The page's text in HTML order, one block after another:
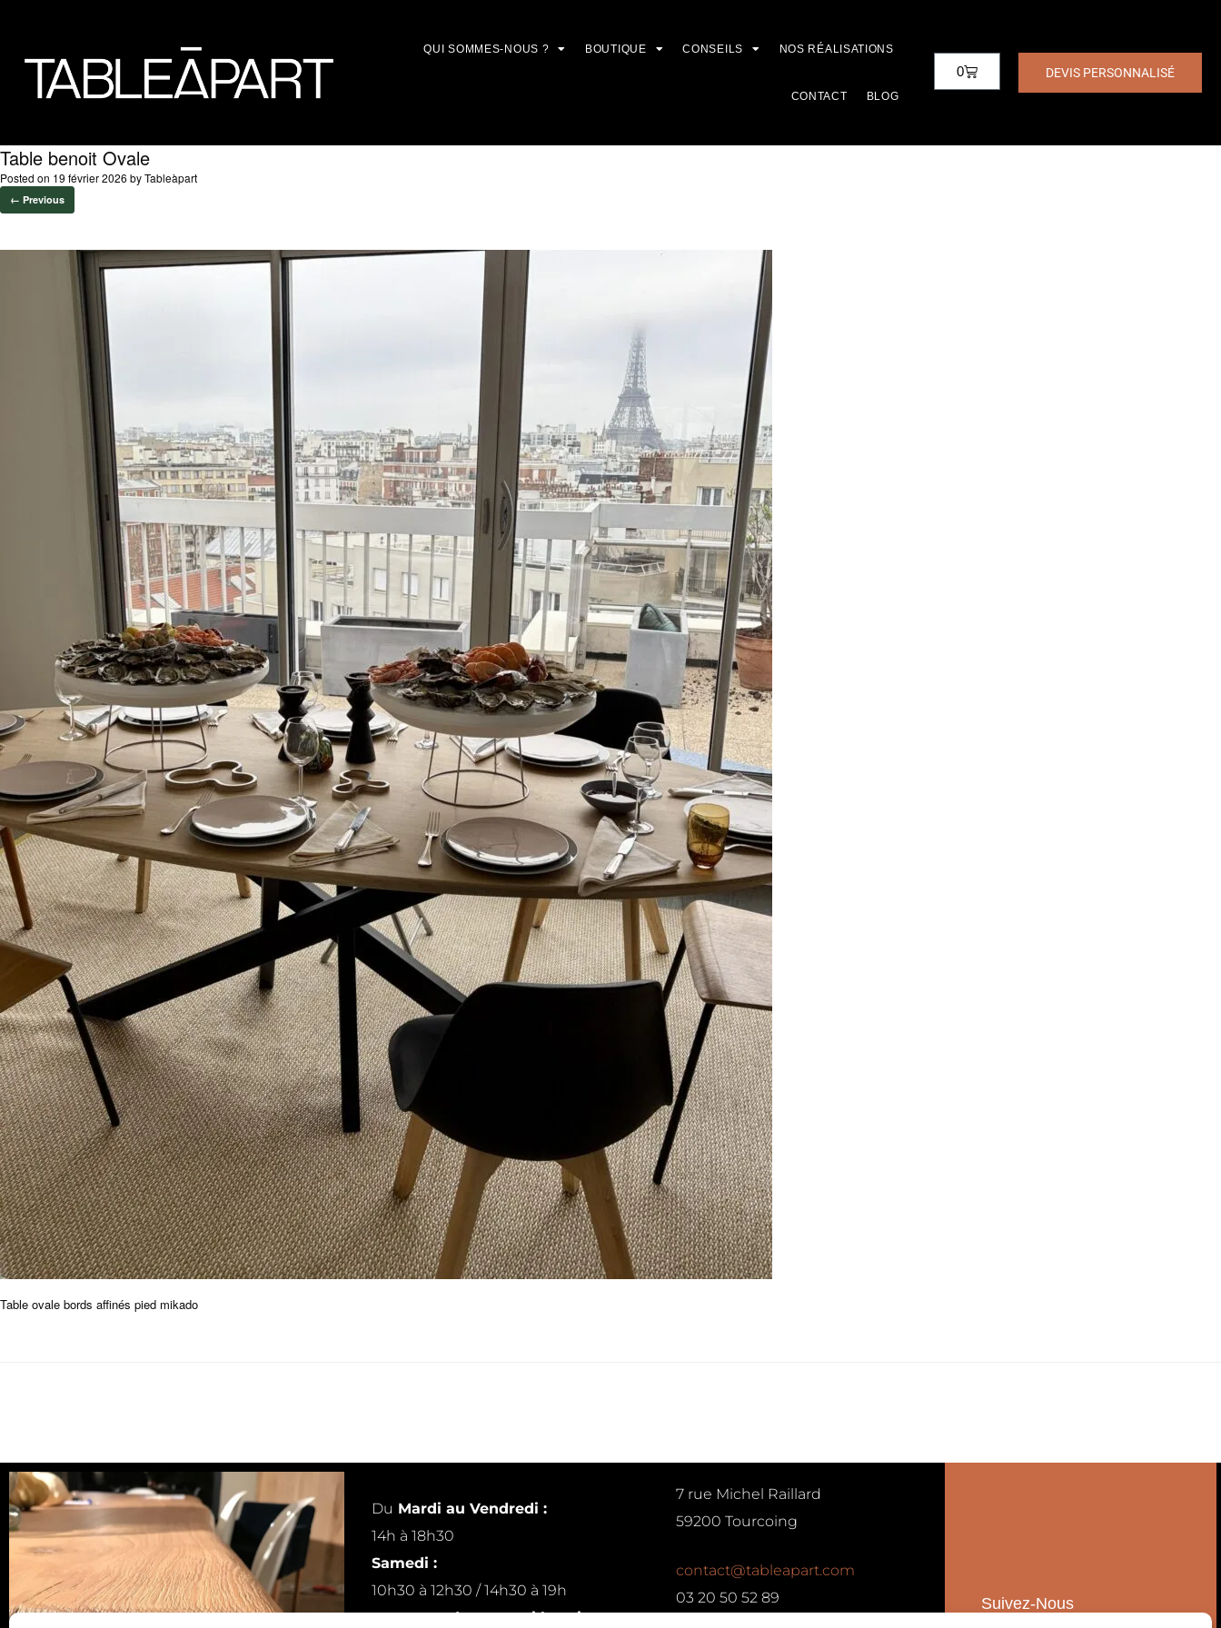
QUI SOMMES-NOUS ? BOUTIQUE CONSEILS NOS RÉALISATIONS
CONTACT BLOG
0 DEVIS PERSONNALISÉ
Table benoit Ovale
Posted on 19 février 2026 byTableàpart
← Previous
Table ovale bords affinés pied mikado
Du Mardi au Vendredi :
14h à 18h30
Samedi :
10h30 à 12h30 / 14h30 à 19h
ou sur rendez-vous si besoin
7 rue Michel Raillard
59200 Tourcoing
contact@tableapart.com
03 20 50 52 89
Suivez-Nous